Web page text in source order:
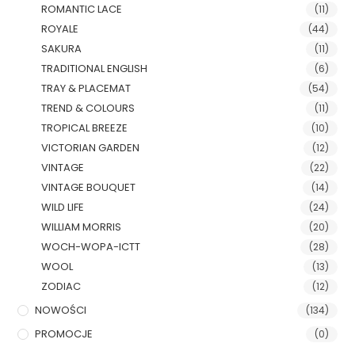
ROMANTIC LACE (11)
ROYALE (44)
SAKURA (11)
TRADITIONAL ENGLISH (6)
TRAY & PLACEMAT (54)
TREND & COLOURS (11)
TROPICAL BREEZE (10)
VICTORIAN GARDEN (12)
VINTAGE (22)
VINTAGE BOUQUET (14)
WILD LIFE (24)
WILLIAM MORRIS (20)
WOCH-WOPA-ICTT (28)
WOOL (13)
ZODIAC (12)
NOWOŚCI (134)
PROMOCJE (0)